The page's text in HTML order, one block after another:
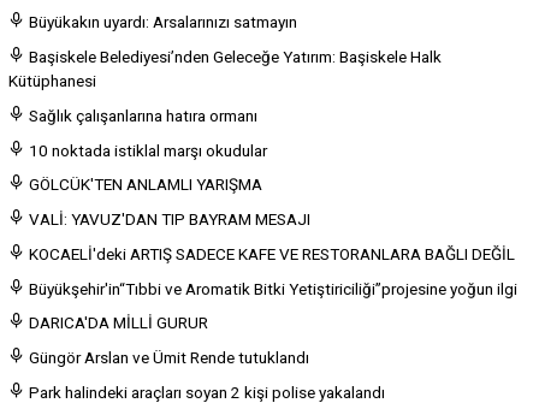
Büyükakın uyardı: Arsalarınızı satmayın
Başiskele Belediyesi’nden Geleceğe Yatırım: Başiskele Halk
Kütüphanesi
Sağlık çalışanlarına hatıra ormanı
10 noktada istiklal marşı okudular
GÖLCÜK'TEN ANLAMLI YARIŞMA
VALİ: YAVUZ'DAN TIP BAYRAM MESAJI
KOCAELİ'deki ARTIŞ SADECE KAFE VE RESTORANLARA BAĞLI DEĞİL
Büyükşehir'in“Tıbbi ve Aromatik Bitki Yetiştiriciliği”projesine yoğun ilgi
DARICA'DA MİLLİ GURUR
Güngör Arslan ve Ümit Rende tutuklandı
Park halindeki araçları soyan 2 kişi polise yakalandı